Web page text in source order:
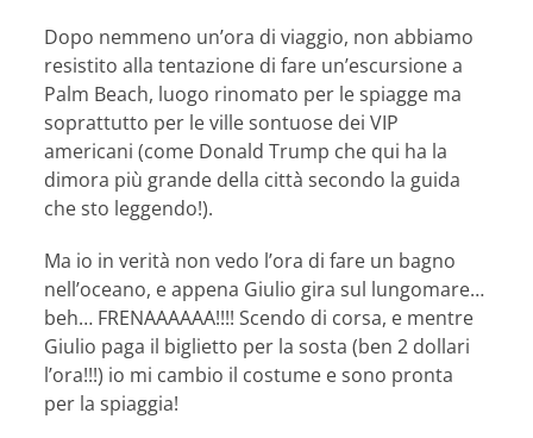
Dopo nemmeno un’ora di viaggio, non abbiamo
resistito alla tentazione di fare un’escursione a
Palm Beach, luogo rinomato per le spiagge ma
soprattutto per le ville sontuose dei VIP
americani (come Donald Trump che qui ha la
dimora più grande della città secondo la guida
che sto leggendo!).
Ma io in verità non vedo l’ora di fare un bagno
nell’oceano, e appena Giulio gira sul lungomare…
beh… FRENAAAAAA!!!! Scendo di corsa, e mentre
Giulio paga il biglietto per la sosta (ben 2 dollari
l’ora!!!) io mi cambio il costume e sono pronta
per la spiaggia!